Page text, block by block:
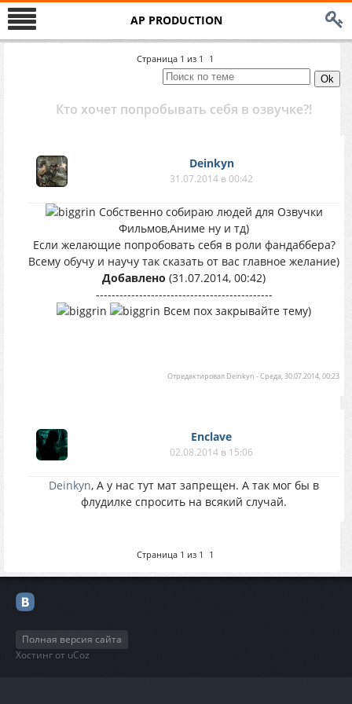
AP PRODUCTION
Страница 1 из 1 1
Кто хочет попробывать себя в озвучке?!
Deinkyn
31.07.2014 в 00:42
Собственно собираю людей для Озвучки
Фильмов,Аниме ну и тд)
Если желающие попробовать себя в роли фандаббера?
Всему обучу и научу так сказать от вас главное желание)
Добавлено (31.07.2014, 00:42)
---------------------------------------------
Всем пох закрывайте тему)
Отредактировал Deinkyn -Среда, 30.07.2014, 00:23
Enclave
02.08.2014 в 15:06
Deinkyn, А у нас тут мат запрещен. А так мог бы в
флудилке спросить на всякий случай.
Страница 1 из 1 1
Полная версия сайта
Хостинг от uCoz